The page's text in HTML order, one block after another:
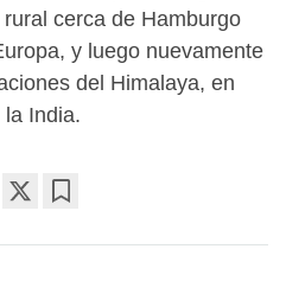
cerca de Hamburgo
y luego nuevamente
del Himalaya, en
India.